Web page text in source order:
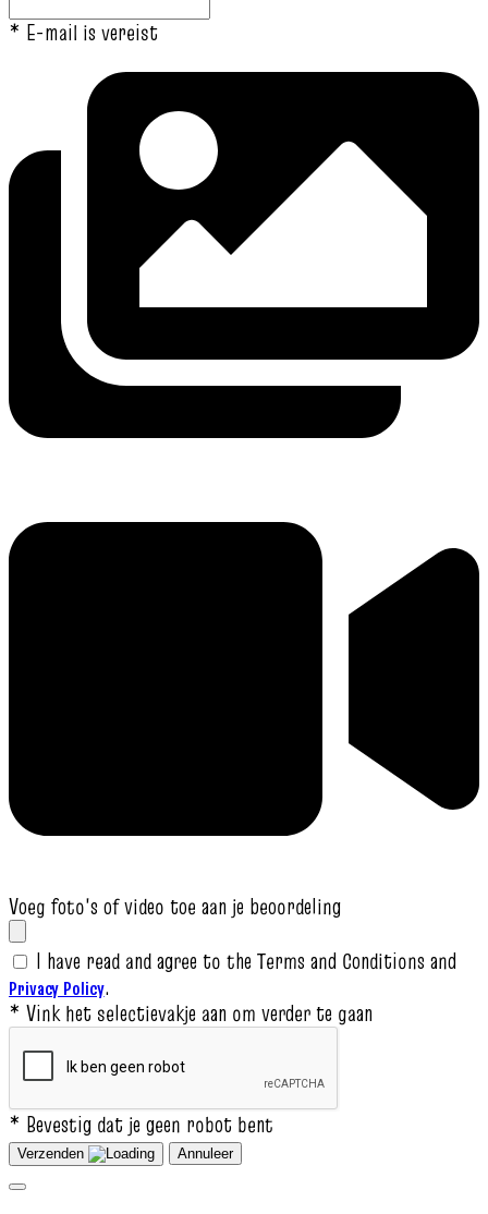
* E-mail is vereist
Voeg foto's of video toe aan je beoordeling
I have read and agree to the Terms and Conditions and
Privacy Policy.
* Vink het selectievakje aan om verder te gaan
* Bevestig dat je geen robot bent
Verzenden Annuleer